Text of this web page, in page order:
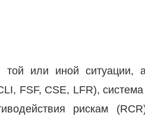
той или иной ситуации,
FSF, CSE, LFR),
рискам